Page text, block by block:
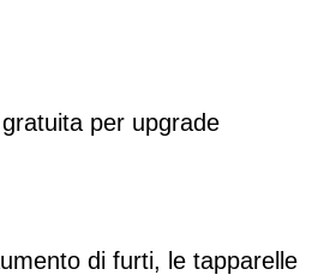
per upgrade
di furti, le tapparelle